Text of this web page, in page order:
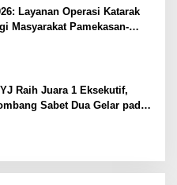
Layanan Operasi Katarak
Masyarakat Pamekasan-
Raih Juara 1 Eksekutif,
Sabet Dua Gelar pada